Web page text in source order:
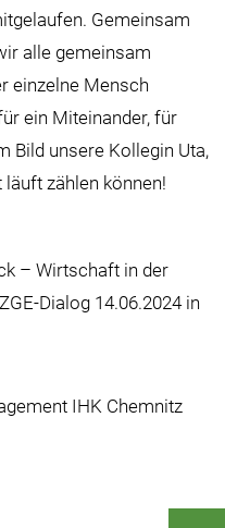
Gemeinsam
alle gemeinsam
einzelne Mensch
ein Miteinander, für
Bild unsere Kollegin Uta,
zählen können!
– Wirtschaft in der
Dialog 14.06.2024 in
IHK Chemnitz